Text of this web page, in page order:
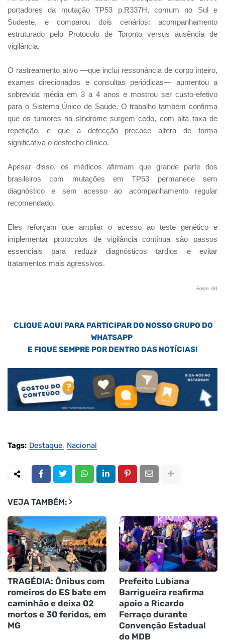
portadores da mutação TP53 p.R337H, comum no Sul e
Sudeste, e comparou dois cenários: acompanhamento
estruturado pelo Protocolo de Toronto versus ausência de
vigilância.
O rastreamento ativo —que inclui ressonância de corpo inteiro,
exames direcionados e consultas periódicas— aumentou a
sobrevida média em 3 a 4 anos e mostrou ser custo-efetivo
para o Sistema Único de Saúde. O trabalho também confirma
que os tumores na síndrome surgem cedo, com alta taxa de
repetição, e que a detecção precoce altera de forma
significativa o desfecho clínico.
Apesar disso, os médicos afirmam que grande parte dos
brasileiros com mutações em TP53 permanece sem
diagnóstico e sem acesso ao acompanhamento regular
recomendado.
Eles reforçam que ampliar o acesso ao teste genético e
implementar protocolos de vigilância contínua são passos
essenciais para reduzir diagnósticos tardios e evitar
tratamentos mais agressivos.
Fonte: G1
CLIQUE AQUI PARA PARTICIPAR DO NOSSO GRUPO DO
WHATSAPP
E FIQUE SEMPRE POR DENTRO DAS NOTÍCIAS!
Tags: Destaque Nacional
VEJA TAMBÉM:
TRAGÉDIA: Ônibus com
romeiros do ES bate em
caminhão e deixa 02
mortos e 30 feridos, em
MG
Prefeito Lubiana
Barrigueira reafirma
apoio a Ricardo
Ferraço durante
Convenção Estadual
do MDB